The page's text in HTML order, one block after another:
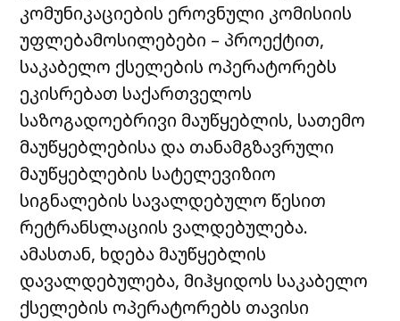
კომუნიკაციების ეროვნული კომისიის
უფლებამოსილებები – პროექტით,
საკაბელო ქსელების ოპერატორებს
ეკისრებათ საქართველოს
საზოგადოებრივი მაუწყებლის, სათემო
მაუწყებლებისა და თანამგზავრული
მაუწყებლების სატელევიზიო
სიგნალების სავალდებულო წესით
რეტრანსლაციის ვალდებულება.
ამასთან, ხდება მაუწყებლის
დავალდებულება, მიჰყიდოს საკაბელო
ქსელების ოპერატორებს თავისი